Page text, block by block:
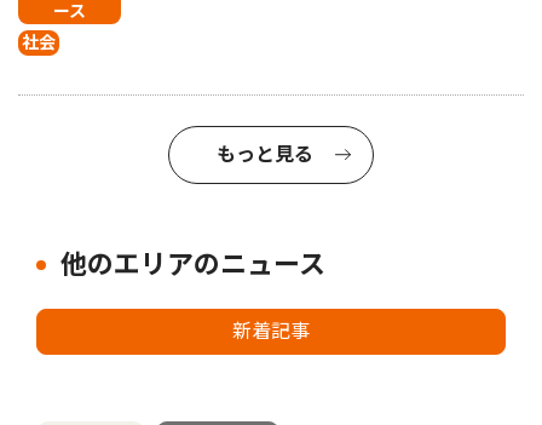
ース
社会
もっと見る
他のエリアのニュース
新着記事